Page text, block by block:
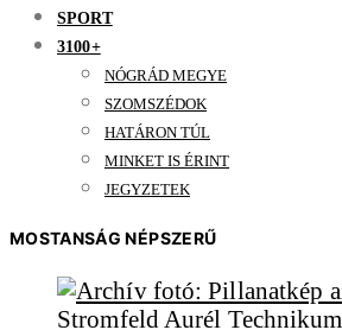
SPORT
3100+
NÓGRÁD MEGYE
SZOMSZÉDOK
HATÁRON TÚL
MINKET IS ÉRINT
JEGYZETEK
MOSTANSÁG NÉPSZERŰ